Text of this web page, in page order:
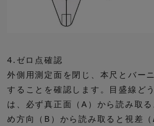
4.ゼロ点確認
外側用測定面を閉じ、本尺とバー
することを確認します。目盛線ど
は、必ず真正面（A）から読み取
め方向（B）から読み取ると視差